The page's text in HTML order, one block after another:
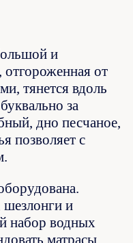
и
отгороженная от
тянется вдоль
за
дно песчаное,
позволяет с
шезлонги и
набор водных
матрасы